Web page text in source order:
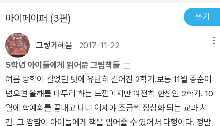
가 되는 법이다. 기존의 우투리와 기본 서사는 동일하지만 미시
적인 부분에서는 약간 다르다. 특히 우투리의 특이점이나 숨어 있
는 곳을 대라는 관리의 말에 대응하는 태도가 이야기마다 다른데
여기서는 엄마가 비단과 곡식에 눈이 멀어 말해준다. 뭐, 이런 엄
마가 다 있나 싶지만 워낙 궁핍하게 살았기 때문에 그럴 수도 있
겠다. 어쩌면 인간의 본성을 꼬집는 것일지도 모르고. 영웅이 날
뻔 하지만 하루가 모자라 우투리는 그만 뜻을 이루지 못하고 죽는
안타까운 이야기. 안타깝기 때문에 영웅이 되어 나라를 바꿨다는
머니에게 콩 한 말을 볶아달라고 한다. 그런데 어머니가 콩을 볶
다가 생각 없이 콩알 하나를 먹는다. 훗날 콩 한 알로 인해 커다란
불행이 찾아오게 된다. 그리고 훗날 자기가 죽거든 뒷산 바위 밑
에 자기를 묻고 좁쌀 서 말 , 메밀 서 말, 팥 서 말을 같이 묻어달라
고 얘기한다. 그 뒤 삼년 동안 자신이 묻힌 곳을 절대 누구에게도
말하지 말라고 당부한다. 그러나 어머니는 모진 고문을 당하고 자
기도 모르게 우투리가 묻힌 곳을 얘기하고만다. 군사들을 이끌고
뒷산으로 올라간 무리들은 바위 주변에 있던 억새를 꺾어 바위를
내리쳤다. 바위 속에서 장수가 되어 나타난 우투리와 수많은 군사
마이페이퍼 (3편) 쓰기
그렇게혜윰 2017-11-22
5학년 아이들에게 읽어준 그림책들
여름 방학이 길었던 탓에 유난히 길어진 2학기.보통 11월 중순이
넘으면 올해를 마무리 하는 느낌이지만 여전히 한창인 2학기. 10
월에 학예회를 끝내고 나니 이제야 조금씩 정상화 되는 교과 시
간. 그 짬짬이 아이들에게 책을 읽어줄 수 있어서 다행이다. 정말